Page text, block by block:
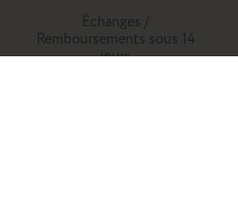
Échanges /
Remboursements sous 14
jours